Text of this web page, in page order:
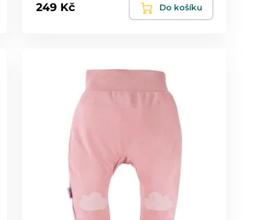
249 Kč Do košíku